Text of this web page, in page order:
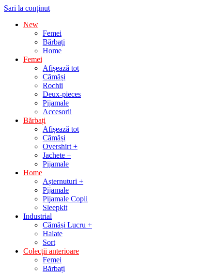
Sari la conținut
New
Femei
Bărbați
Home
Femei
Afișează tot
Cămăși
Rochii
Deux-pieces
Pijamale
Accesorii
Bărbați
Afișează tot
Cămăși
Overshirt +
Jachete +
Pijamale
Home
Așternuturi +
Pijamale
Pijamale Copii
Sleepkit
Industrial
Cămăși Lucru +
Halate
Sort
Colecții anterioare
Femei
Bărbați